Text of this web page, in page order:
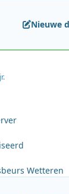
Nieuwe
Wetteren